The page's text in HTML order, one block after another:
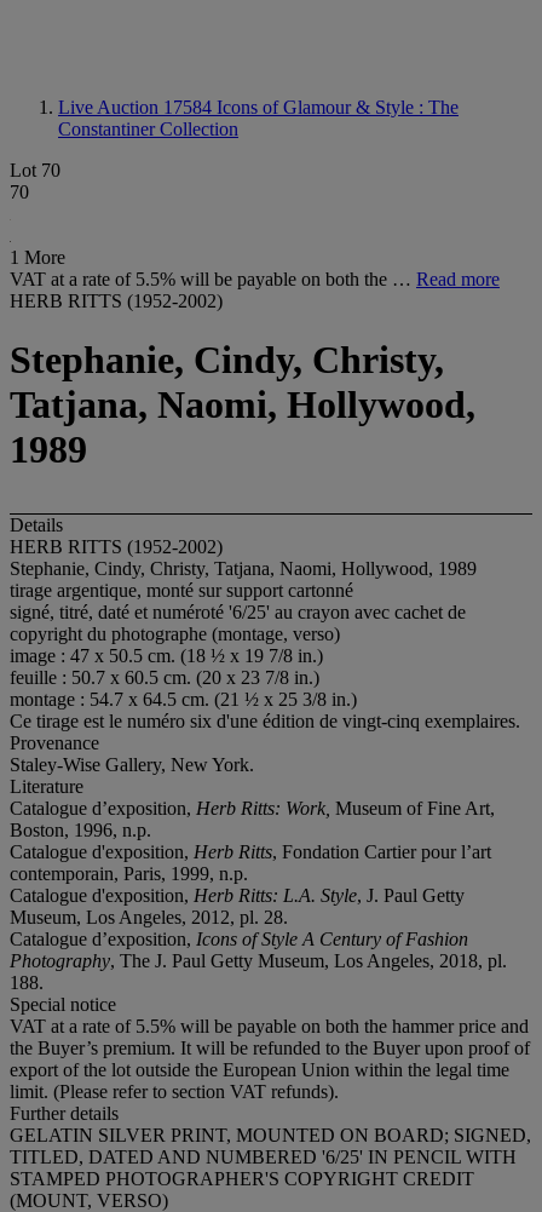
Live Auction 17584 Icons of Glamour & Style : The
Constantiner Collection
Lot 70
70
1 More
VAT at a rate of 5.5% will be payable on both the … Read more
HERB RITTS (1952-2002)
Stephanie, Cindy, Christy,
Tatjana, Naomi, Hollywood,
1989
Details
HERB RITTS (1952-2002)
Stephanie, Cindy, Christy, Tatjana, Naomi, Hollywood, 1989
tirage argentique, monté sur support cartonné
signé, titré, daté et numéroté '6/25' au crayon avec cachet de
copyright du photographe (montage, verso)
image : 47 x 50.5 cm. (18 ½ x 19 7/8 in.)
feuille : 50.7 x 60.5 cm. (20 x 23 7/8 in.)
montage : 54.7 x 64.5 cm. (21 ½ x 25 3/8 in.)
Ce tirage est le numéro six d'une édition de vingt-cinq exemplaires.
Provenance
Staley-Wise Gallery, New York.
Literature
Catalogue d’exposition, Herb Ritts: Work, Museum of Fine Art,
Boston, 1996, n.p.
Catalogue d'exposition, Herb Ritts, Fondation Cartier pour l’art
contemporain, Paris, 1999, n.p.
Catalogue d'exposition, Herb Ritts: L.A. Style, J. Paul Getty
Museum, Los Angeles, 2012, pl. 28.
Catalogue d’exposition, Icons of Style A Century of Fashion
Photography, The J. Paul Getty Museum, Los Angeles, 2018, pl.
188.
Special notice
VAT at a rate of 5.5% will be payable on both the hammer price and
the Buyer’s premium. It will be refunded to the Buyer upon proof of
export of the lot outside the European Union within the legal time
limit. (Please refer to section VAT refunds).
Further details
GELATIN SILVER PRINT, MOUNTED ON BOARD; SIGNED,
TITLED, DATED AND NUMBERED '6/25' IN PENCIL WITH
STAMPED PHOTOGRAPHER'S COPYRIGHT CREDIT
(MOUNT, VERSO)